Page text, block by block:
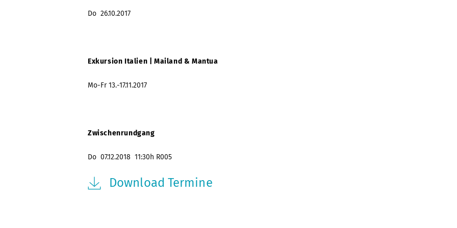
Do 26.10.2017
Exkursion Italien | Mailand & Mantua
Mo-Fr 13.-17.11.2017
Zwischenrundgang
Do 07.12.2018 11:30h R005
Download Termine